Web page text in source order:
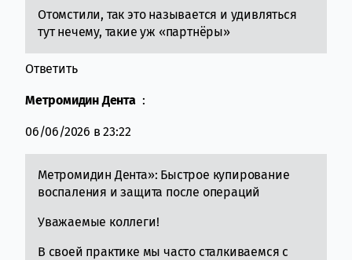
Отомстили, так это называется и удивляться
тут нечему, такие уж «партнёры»
Ответить
Метромидин Дента :
06/06/2026 в 23:22
Метромидин Дента»: Быстрое купирование
воспаления и защита после операций
Уважаемые коллеги!
В своей практике мы часто сталкиваемся с